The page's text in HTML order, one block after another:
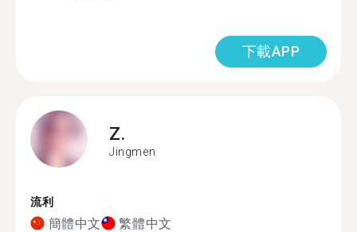
下載APP
Z.
Jingmen
流利
簡體中文 繁體中文